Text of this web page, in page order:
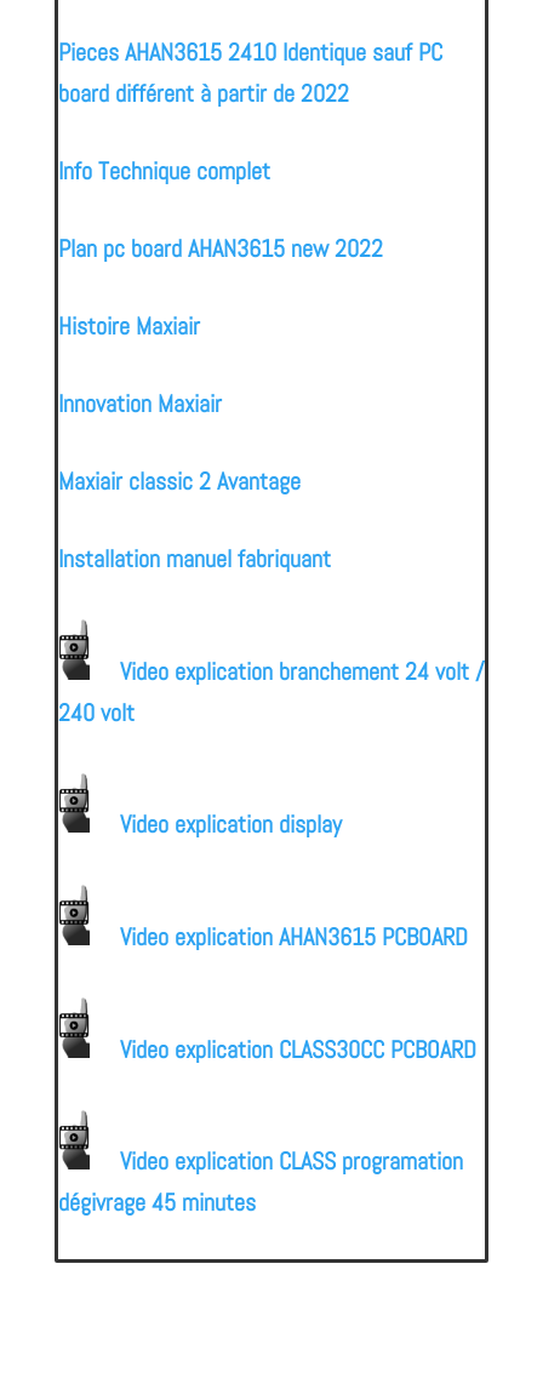
Pieces AHAN3615 2410 Identique sauf PC
board différent à partir de 2022
Info Technique complet
Plan pc board AHAN3615 new 2022
Histoire Maxiair
Innovation Maxiair
Maxiair classic 2 Avantage
Installation manuel fabriquant
Video explication branchement 24 volt /
240 volt
Video explication display
Video explication AHAN3615 PCBOARD
Video explication CLASS30CC PCBOARD
Video explication CLASSprogramation
dégivrage 45 minutes